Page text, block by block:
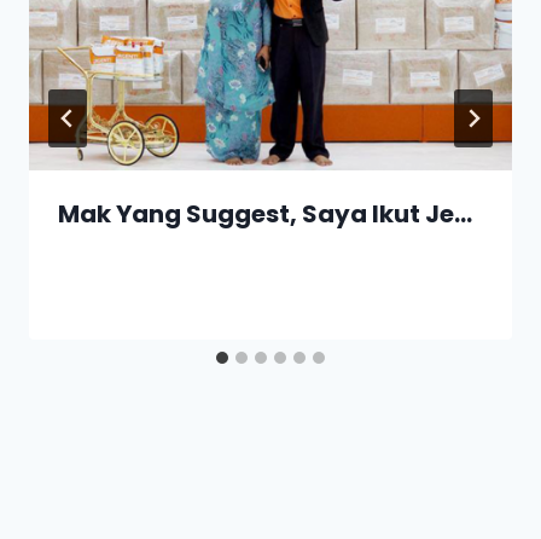
Mak Yang Suggest, Saya Ikut Je…